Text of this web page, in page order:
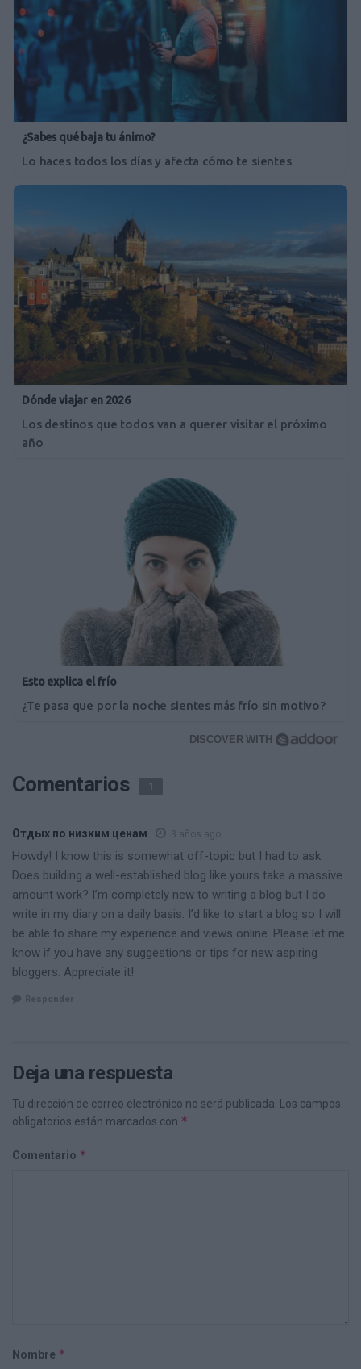
¿Sabes qué baja tu ánimo?
Lo haces todos los días y afecta cómo te sientes
Dónde viajar en 2026
Los destinos que todos van a querer visitar el próximo
año
Esto explica el frío
¿Te pasa que por la noche sientes más frío sin motivo?
DISCOVER WITH
Comentarios 1
Отдых по низким ценам 3 años ago
Howdy! I know this is somewhat off-topic but I had to ask.
Does building a well-established blog like yours take a massive
amount work? I’m completely new to writing a blog but I do
write in my diary on a daily basis. I’d like to start a blog so I will
be able to share my experience and views online. Please let me
know if you have any suggestions or tips for new aspiring
bloggers. Appreciate it!
Responder
Deja una respuesta
Tu dirección de correo electrónico no será publicada.
Los campos
obligatorios están marcados con *
Comentario *
Nombre *